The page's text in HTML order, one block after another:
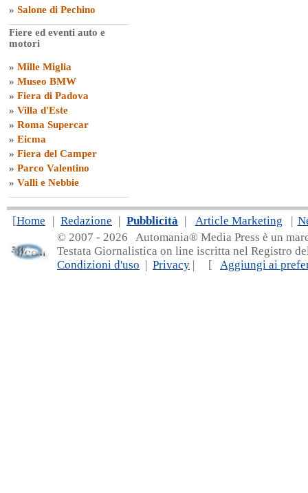
» Salone di Pechino
Fiere ed eventi auto e
motori
» Mille Miglia
» Museo BMW
» Fiera di Padova
» Villa d'Este
» Roma Supercar
» Eicma
» Fiera del Camper
» Parco Valentino
» Valli e Nebbie
[Home | Redazione | Pubblicità | Article Marketing |
© 2007 - 2026 Automania® Media Press è un
Testata Giornalistica on line iscritta nel Registro
Condizioni d'uso | Privacy | [ Aggiungi ai